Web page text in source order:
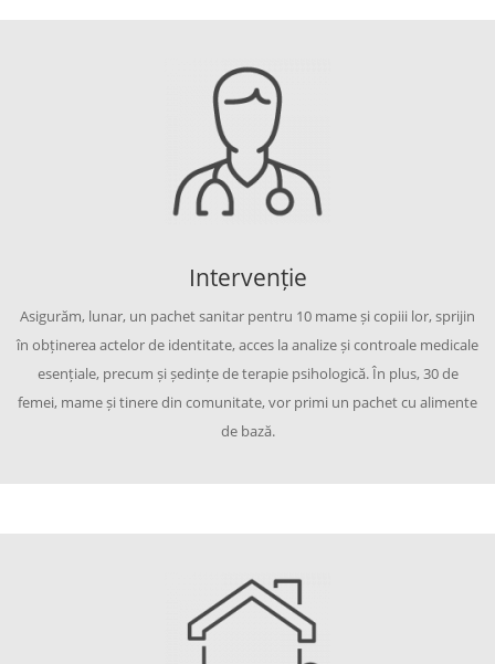
Intervenție
Asigurăm, lunar, un pachet sanitar pentru 10 mame și copiii lor, sprijin
în obținerea actelor de identitate, acces la analize și controale medicale
esențiale, precum și ședințe de terapie psihologică. În plus, 30 de
femei, mame și tinere din comunitate, vor primi un pachet cu alimente
de bază.